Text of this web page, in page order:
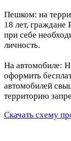
Пешком: на
18 лет,
при себе
личность.
На автомобиле:
оформить
автомобилей
территорию
Скачать схему